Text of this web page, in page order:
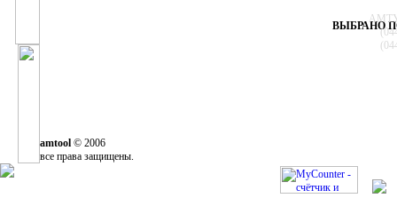
ВЫБРАНО
amtool © 2006
все права защищены.